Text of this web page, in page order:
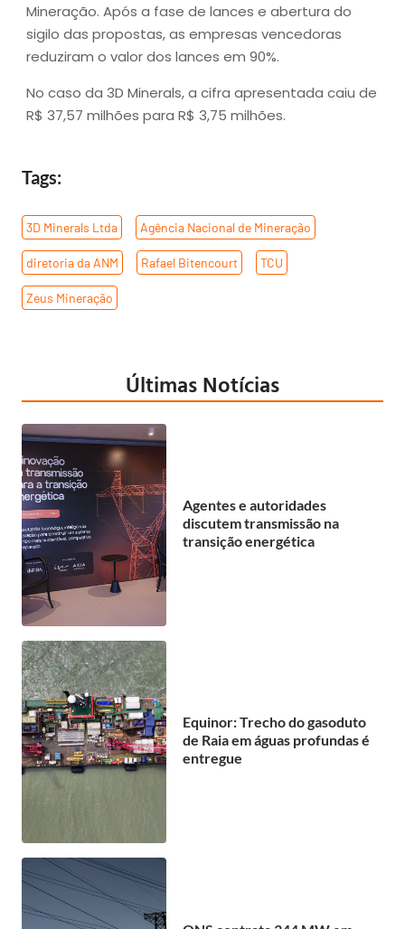
Mineração. Após a fase de lances e abertura do
sigilo das propostas, as empresas vencedoras
reduziram o valor dos lances em 90%.
No caso da 3D Minerals, a cifra apresentada caiu de
R$ 37,57 milhões para R$ 3,75 milhões.
Tags:
3D Minerals Ltda Agência Nacional de Mineração
diretoria da ANM Rafael Bitencourt TCU
Zeus Mineração
Últimas Notícias
Agentes e autoridades
discutem transmissão na
transição energética
Equinor: Trecho do gasoduto
de Raia em águas profundas é
entregue